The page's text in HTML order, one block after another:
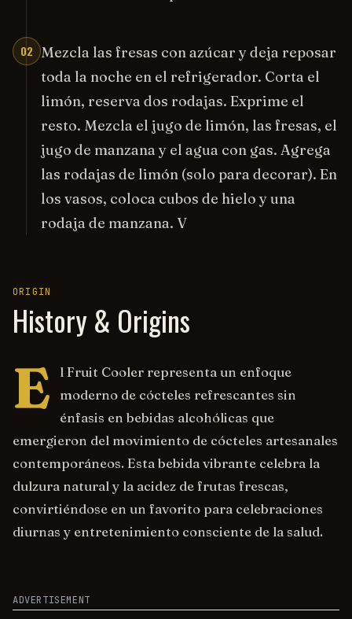
02 Mezcla las fresas con azúcar y deja reposar
toda la noche en el refrigerador. Corta el
limón, reserva dos rodajas. Exprime el
resto. Mezcla el jugo de limón, las fresas, el
jugo de manzana y el agua con gas. Agrega
las rodajas de limón (solo para decorar). En
los vasos, coloca cubos de hielo y una
rodaja de manzana. V
ORIGIN
History & Origins
E
l Fruit Cooler representa un enfoque
moderno de cócteles refrescantes sin
énfasis en bebidas alcohólicas que
emergieron del movimiento de cócteles artesanales
contemporáneos. Esta bebida vibrante celebra la
dulzura natural y la acidez de frutas frescas,
convirtiéndose en un favorito para celebraciones
diurnas y entretenimiento consciente de la salud.
ADVERTISEMENT